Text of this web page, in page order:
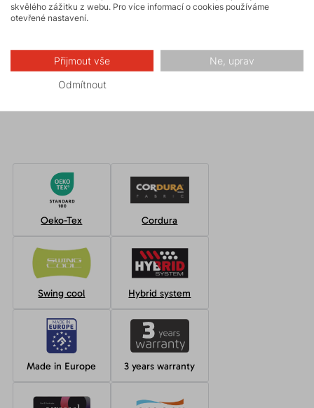
Fitness
skialpinismus
Oeko-Tex Cordura
Swing cool Hybrid system
Made in Europe 3 years warranty
skvělého zážitku z webu. Pro více informací o cookies používáme
otevřené nastavení.
Přijmout vše Ne, uprav
Odmítnout